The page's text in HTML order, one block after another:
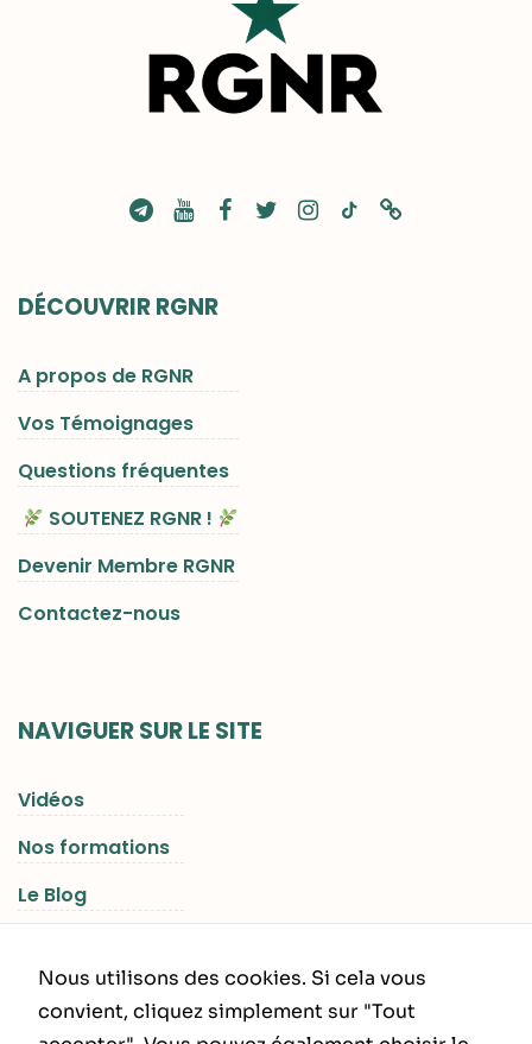
DÉCOUVRIR RGNR
A propos de RGNR
Vos Témoignages
Questions fréquentes
SOUTENEZ RGNR !
Devenir Membre RGNR
Contactez-nous
NAVIGUER SUR LE SITE
Vidéos
Nos formations
Le Blog
Nous utilisons des cookies. Si cela vous
convient, cliquez simplement sur "Tout